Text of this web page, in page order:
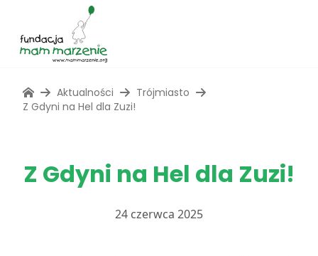
Aktualności
Trójmiasto
Z Gdyni na Hel dla Zuzi!
Z Gdyni na Hel dla Zuzi!
24 czerwca 2025